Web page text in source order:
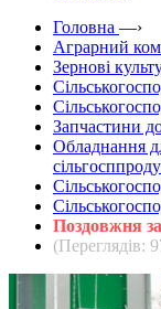
Головна —›
Аграрний
Зернові
Запчастини
Обладнання
Поздовжня
(Переглядів: